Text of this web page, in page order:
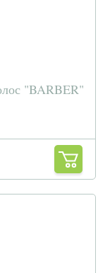
"BARBER"